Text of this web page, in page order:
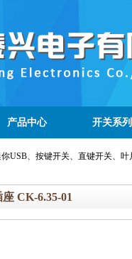
产品中心 开关系列
USB、按键开关、直键开关、
座 CK-6.35-01